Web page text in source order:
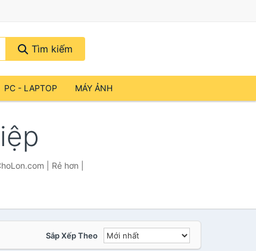
Tìm kiếm
PC - LAPTOP MÁY ẢNH
| Rẻ hơn |
Sắp Xếp Theo